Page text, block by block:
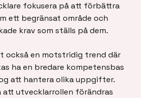
fokusera på att förbättra
ett begränsat område och
krav som ställs på dem.
också en motstridig trend där
ha en bredare kompetensbas
att hantera olika uppgifter.
att utvecklarrollen förändras